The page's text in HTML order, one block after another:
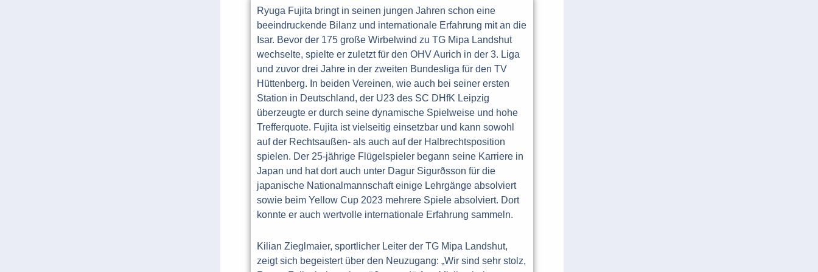
Ryuga Fujita bringt in seinen jungen Jahren schon eine
beeindruckende Bilanz und internationale Erfahrung mit an die
Isar. Bevor der 175 große Wirbelwind zu TG Mipa Landshut
wechselte, spielte er zuletzt für den OHV Aurich in der 3. Liga
und zuvor drei Jahre in der zweiten Bundesliga für den TV
Hüttenberg. In beiden Vereinen, wie auch bei seiner ersten
Station in Deutschland, der U23 des SC DHfK Leipzig
überzeugte er durch seine dynamische Spielweise und hohe
Trefferquote. Fujita ist vielseitig einsetzbar und kann sowohl
auf der Rechtsaußen- als auch auf der Halbrechtsposition
spielen. Der 25-jährige Flügelspieler begann seine Karriere in
Japan und hat dort auch unter Dagur Sigurðsson für die
japanische Nationalmannschaft einige Lehrgänge absolviert
sowie beim Yellow Cup 2023 mehrere Spiele absolviert. Dort
konnte er auch wertvolle internationale Erfahrung sammeln.
Kilian Zieglmaier, sportlicher Leiter der TG Mipa Landshut,
zeigt sich begeistert über den Neuzugang: „Wir sind sehr stolz,